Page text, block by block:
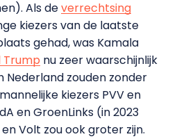
Als deverrechtsing
kiezers van de laatste
gehad, was Kamala
Trump nu zeer waarschijnlijk
Nederland zouden zonder
kiezers PVV en
en GroenLinks (in 2023
Volt zou ook groter zijn.